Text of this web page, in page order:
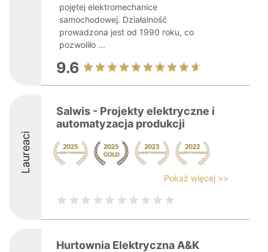
pojętej elektromechanice
samochodowej. Działalność
prowadzona jest od 1990 roku, co
pozwoliło ...
9.6
Laureaci
Salwis - Projekty elektryczne i
automatyzacja produkcji
Pokaż więcej >>
Hurtownia Elektryczna A&K